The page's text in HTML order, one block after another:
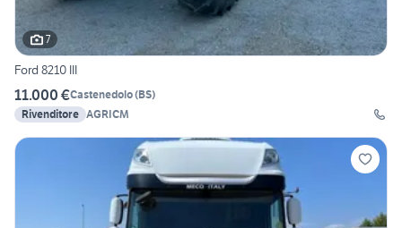
7
Ford 8210 III
11.000 €Castenedolo(BS)
Rivenditore AGRICM